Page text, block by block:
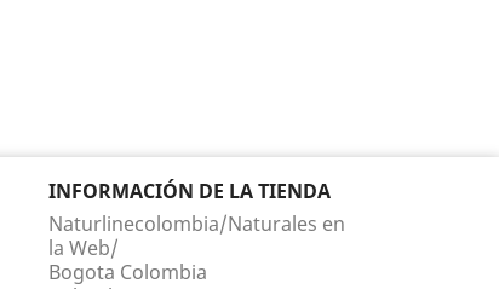
INFORMACIÓN DE LA TIENDA
Naturlinecolombia/Naturales en
la Web/
Bogota Colombia